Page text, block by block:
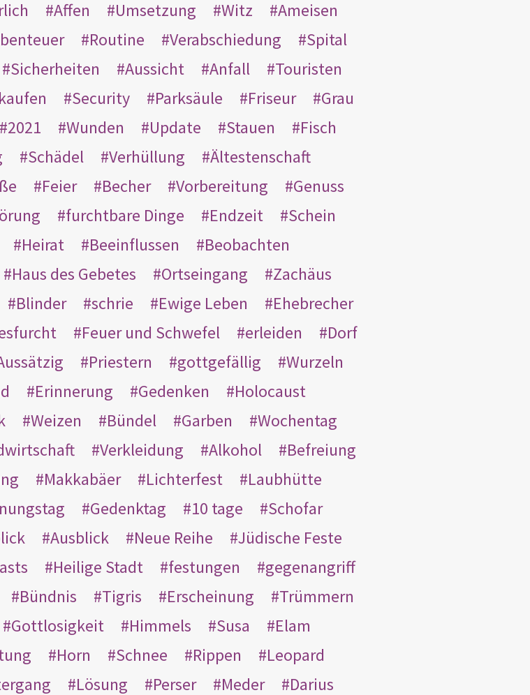
Affen Umsetzung Witz
Ameisen
Routine Verabschiedung
Spital
Sicherheiten Aussicht Anfall
Touristen
Security Parksäule Friseur
Grau
2021 Wunden Update Stauen
Fisch
Schädel Verhüllung
Ältestenschaft
Feier Becher Vorbereitung
Genuss
furchtbare Dinge Endzeit
Schein
Heirat Beeinflussen
Beobachten
Haus des Gebetes Ortseingang
Zachäus
Blinder schrie Ewige Leben
Ehebrecher
Feuer und Schwefel erleiden
Dorf
Priestern gottgefällig
Wurzeln
Erinnerung Gedenken
Holocaust
Weizen Bündel Garben
Wochentag
Verkleidung Alkohol
Befreiung
Makkabäer Lichterfest
Laubhütte
Gedenktag 10 tage
Schofar
Ausblick Neue Reihe
Jüdische Feste
Heilige Stadt festungen
gegenangriff
Bündnis Tigris Erscheinung
Trümmern
Gottlosigkeit Himmels Susa
Elam
Horn Schnee Rippen
Leopard
Lösung Perser Meder
Darius